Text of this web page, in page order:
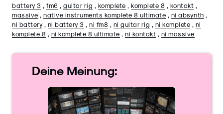
battery 3
fm6 guitar rig komplete komplete 8 kontakt
massive
native instruments komplete 8 ultimate ni absynth
ni battery, ni battery 3 ni fm8 ni guitar rig ni komplete
ni
komplete 8
ni komplete 8 ultimate ni kontakt ni massive
Deine Meinung: